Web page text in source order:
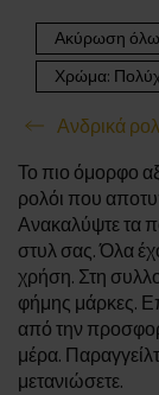
Ακύρωση
Χρώμα:
Ανδρικά
Το πιο όμορφο
ρολόι που
Ανακαλύψτε τα
στυλ σας. Όλα
χρήση. Στη
φήμης μάρκες.
από την
μέρα.
μετανιώσετε.